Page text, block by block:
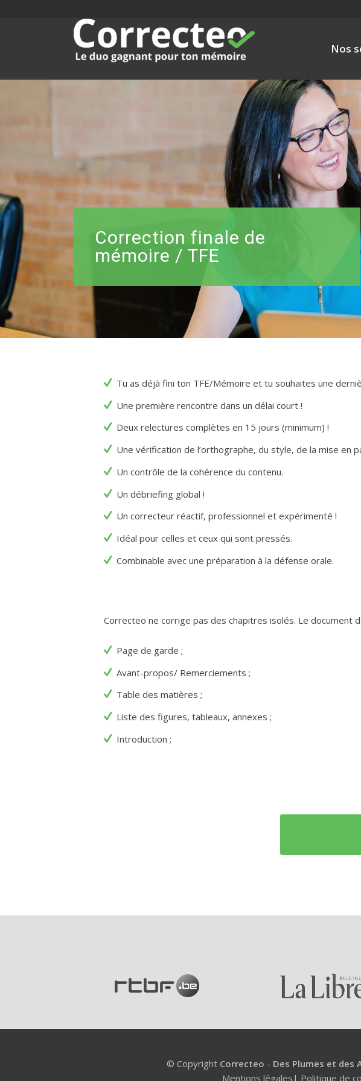
Nos
Correction finale de
mémoire / TFE
Tu as déjà fini ton TFE/Mémoire et tu souhaites une
Une première rencontre dans un délai court !
Deux relectures complètes en 15 jours (minimum) !
Une vérification de l’orthographe, du style, de la mise en
Un contrôle de la cohérence du contenu.
Un débriefing global !
Un correcteur réactif, professionnel et expérimenté !
Idéal pour celles et ceux qui sont pressés.
Combinable avec une préparation à la défense orale.
Correcteo ne corrige pas des chapitres isolés. Le document
Page de garde ;
Avant-propos/ Remerciements ;
Table des matières ;
Liste des figures, tableaux, annexes ;
Introduction ;
© Copyright Correcteo - Des Plumes et des
Mentions légales | Politique de